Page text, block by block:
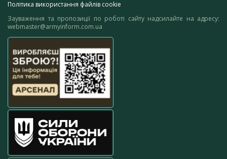
Політика використання файлів cookie
Зауваження та пропозиції по роботі сайту надсилайте на адресу:
webmaster@armyinform.com.ua